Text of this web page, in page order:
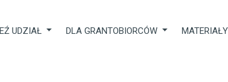
UDZIAŁ DLA GRANTOBIORCÓW MATERIAŁY